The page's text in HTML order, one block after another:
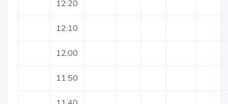
12:20
12:10
12:00
11:50